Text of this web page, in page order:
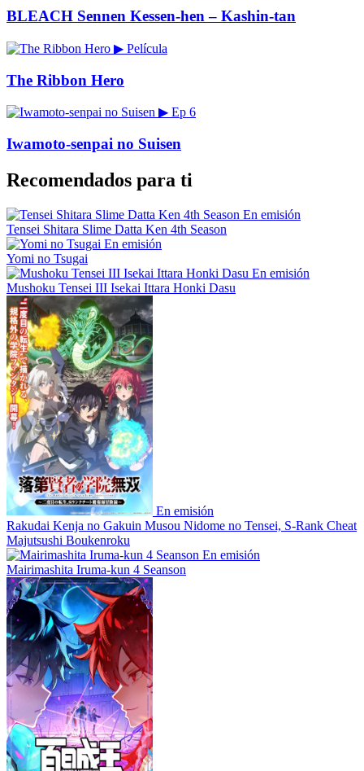
BLEACH Sennen Kessen-hen – Kashin-tan
▶ Película
The Ribbon Hero
▶ Ep 6
Iwamoto-senpai no Suisen
Recomendados para ti
En emisión
Tensei Shitara Slime Datta Ken 4th Season
En emisión
Yomi no Tsugai
En emisión
Mushoku Tensei III Isekai Ittara Honki Dasu
En emisión
Rakudai Kenja no Gakuin Musou Nidome no Tensei, S-Rank Cheat
Majutsushi Boukenroku
En emisión
Mairimashita Iruma-kun 4 Seanson